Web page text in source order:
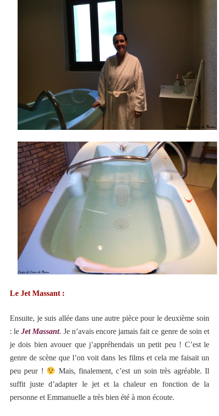
Le Jet Massant :
Ensuite, je suis allée dans une autre pièce pour le deuxième soin
: leJet Massant. Je n’avais encore jamais fait ce genre de soin et
je dois bien avouer que j’appréhendais un petit peu ! C’est le
genre de scène que l’on voit dans les films et cela me faisait un
peu peur !
Mais, finalement, c’est un soin très agréable. Il
suffit juste d’adapter le jet et la chaleur en fonction de la
personne et Emmanuelle a très bien été à mon écoute.